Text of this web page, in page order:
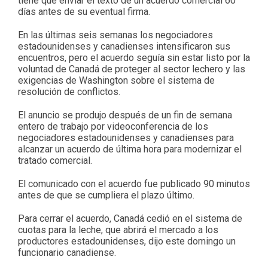
días antes de su eventual firma.
En las últimas seis semanas los negociadores
estadounidenses y canadienses intensificaron sus
encuentros, pero el acuerdo seguía sin estar listo por la
voluntad de Canadá de proteger al sector lechero y las
exigencias de Washington sobre el sistema de
resolución de conflictos.
El anuncio se produjo después de un fin de semana
entero de trabajo por videoconferencia de los
negociadores estadounidenses y canadienses para
alcanzar un acuerdo de última hora para modernizar el
tratado comercial.
El comunicado con el acuerdo fue publicado 90 minutos
antes de que se cumpliera el plazo último.
Para cerrar el acuerdo, Canadá cedió en el sistema de
cuotas para la leche, que abrirá el mercado a los
productores estadounidenses, dijo este domingo un
funcionario canadiense.